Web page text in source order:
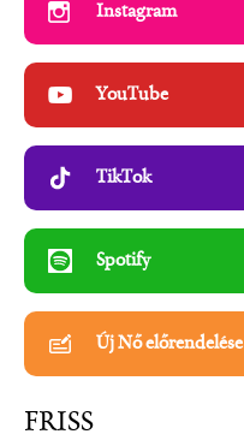
Instagram
YouTube
TikTok
Spotify
Új Nő előrendelése
FRISS